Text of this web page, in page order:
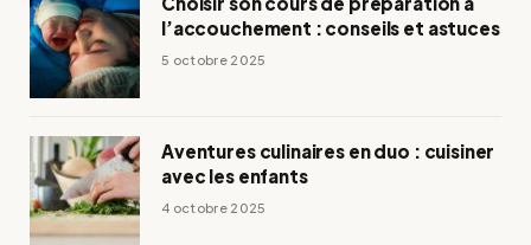
l’accouchement : conseils et astuces
5 octobre 2025
Aventures culinaires en duo : cuisiner
avec les enfants
4 octobre 2025